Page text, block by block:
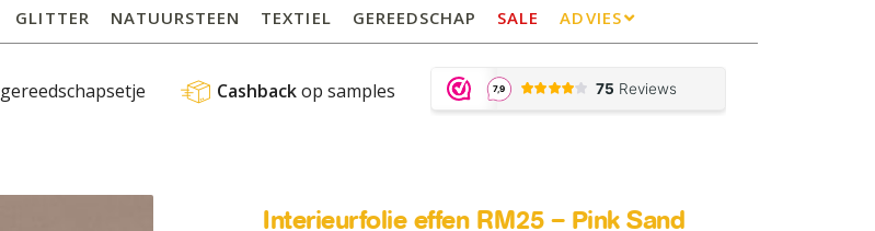
GLITTER NATUURSTEEN TEXTIEL GEREEDSCHAP SALE ADVIES
gereedschapsetje Cashback op samples
Interieurfolie effen RM25 – Pink Sand